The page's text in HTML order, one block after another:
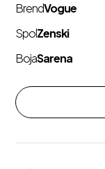
BrendVogue
SpolZenski
BojaSarena